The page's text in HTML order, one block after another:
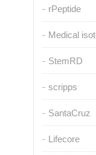
rPeptide
Medical
StemRD
scripps
SantaCruz
Lifecore